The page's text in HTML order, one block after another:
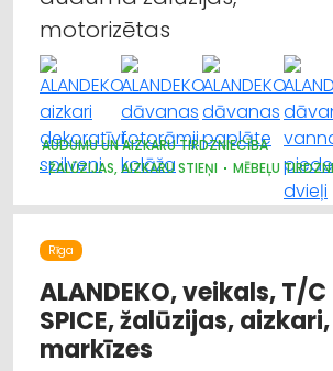
motorizētas
AUDUMU UN AIZKARU TIRDZNIECĪBA
ŽALŪZIJAS, AIZKARU STIEŅI
MĒBEĻU
DIZAINS UN INTERJERS; PRIEKŠMETI UN
MARKĪZES
TRAUKI
APGAISMES TEHNIKAS
SUVENĪRI, DĀVANAS
Rīga
ALANDEKO, veikals, T/C
SPICE, žalūzijas, aizkari,
markīzes